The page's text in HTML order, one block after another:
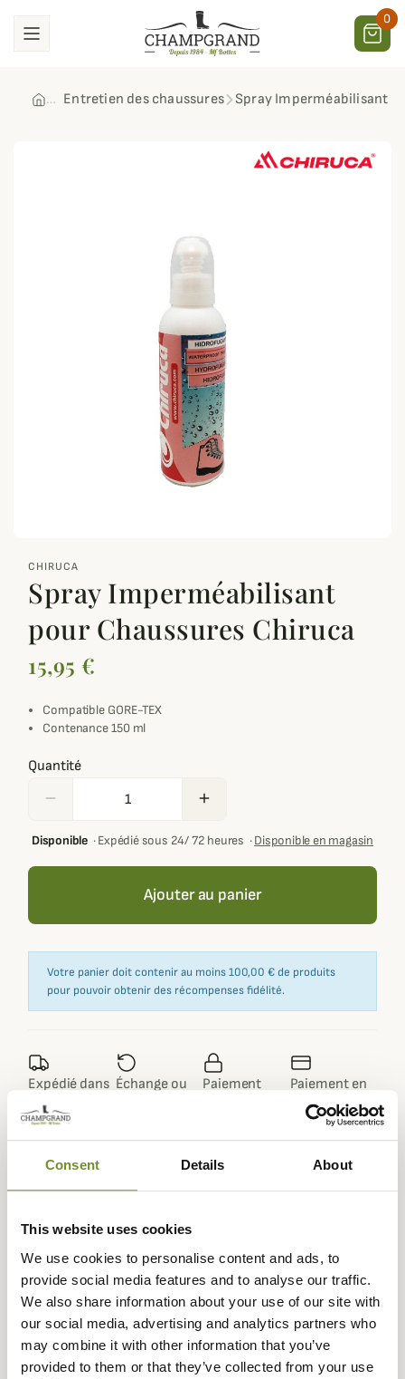
Consent Details About
This website uses cookies
We use cookies to personalise content and ads, to
provide social media features and to analyse our traffic.
We also share information about your use of our site with
our social media, advertising and analytics partners who
may combine it with other information that you’ve
provided to them or that they’ve collected from your use
0
Entretien des chaussures Spray Imperméabilisant
CHIRUCA
Spray Imperméabilisant
pour Chaussures Chiruca
15,95 €
Compatible GORE-TEX
Contenance 150 ml
Quantité
remove add
Disponible·Expédié sous 24/ 72 heures ·Disponible en magasin
Ajouter au panier
Votre panier doit contenir au moins 100,00 € de produits
pour pouvoir obtenir des récompenses fidélité.
Expédié dans
la journée
Échange ou
Paiement
Paiement en
3 fois dès 100
Description
Pour renforcer l'imperméabilité de vos chaussures,
Champgrand vous propose ce spray imperméabilisant de
Chiruca. Très simple d'utilisation et d'une contenance de
150ml, ce spray imperméabilisant pour chaussures
diminuera de manière très significative la pénétration de